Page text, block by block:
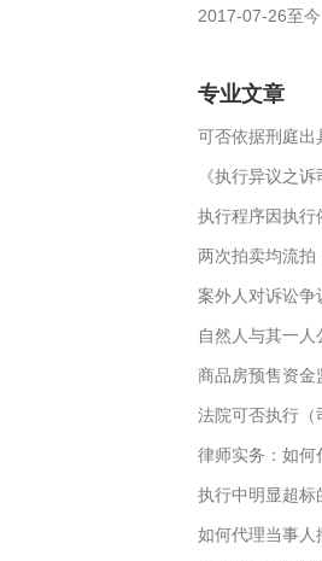
2017-07-26至
专业文章
可否依据刑庭出
《执行异议之
执行程序因执行
两次拍卖均流拍
案外人对诉讼争
自然人与其一
商品房预售资金
法院可否执行（
律师实务：如何
执行中明显超标
如何代理当事人